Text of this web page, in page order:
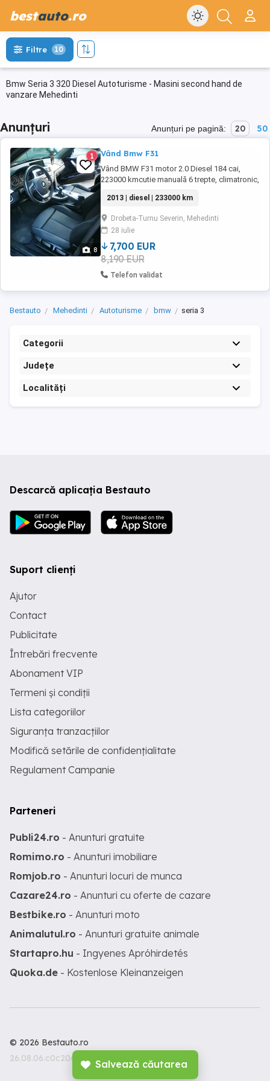
bestauto.ro
Salvează căutarea
Bmw Seria 3 320 Diesel Autoturisme - Masini second hand de
vanzare Mehedinti
Filtre 10
Anunțuri Anunțuri pe pagină: 20 50
8
1 Vând Bmw F31
Vând BMW F31 motor 2.0 Diesel 184 cai,
223000 kmcutie manuală 6 trepte, climatronic,
hedap ul display, senzori ploaie, lumini,
senzori parcare față spate cu afișare pe
display, navigație prin satelit actualizata la zi,
haion electric și multe altele dotări. ...
2013 | diesel | 233000 km
Drobeta-Turnu Severin, Mehedinti
28 iulie
7,700 EUR
8,190 EUR
Telefon validat
Bestauto Mehedinti Autoturisme bmw seria 3
Categorii
Județe
Localități
Descarcă aplicația Bestauto
Suport clienți
Ajutor
Contact
Publicitate
Întrebări frecvente
Abonament VIP
Termeni și condiții
Lista categoriilor
Siguranța tranzacțiilor
Modifică setările de confidențialitate
Regulament Campanie
Parteneri
Publi24.ro - Anunturi gratuite
Romimo.ro - Anunturi imobiliare
Romjob.ro - Anunturi locuri de munca
Cazare24.ro - Anunturi cu oferte de cazare
Bestbike.ro - Anunturi moto
Animalutul.ro - Anunturi gratuite animale
Startapro.hu - Ingyenes Apróhirdetés
Quoka.de - Kostenlose Kleinanzeigen
© 2026 Bestauto.ro
26.08.06.c0c206c